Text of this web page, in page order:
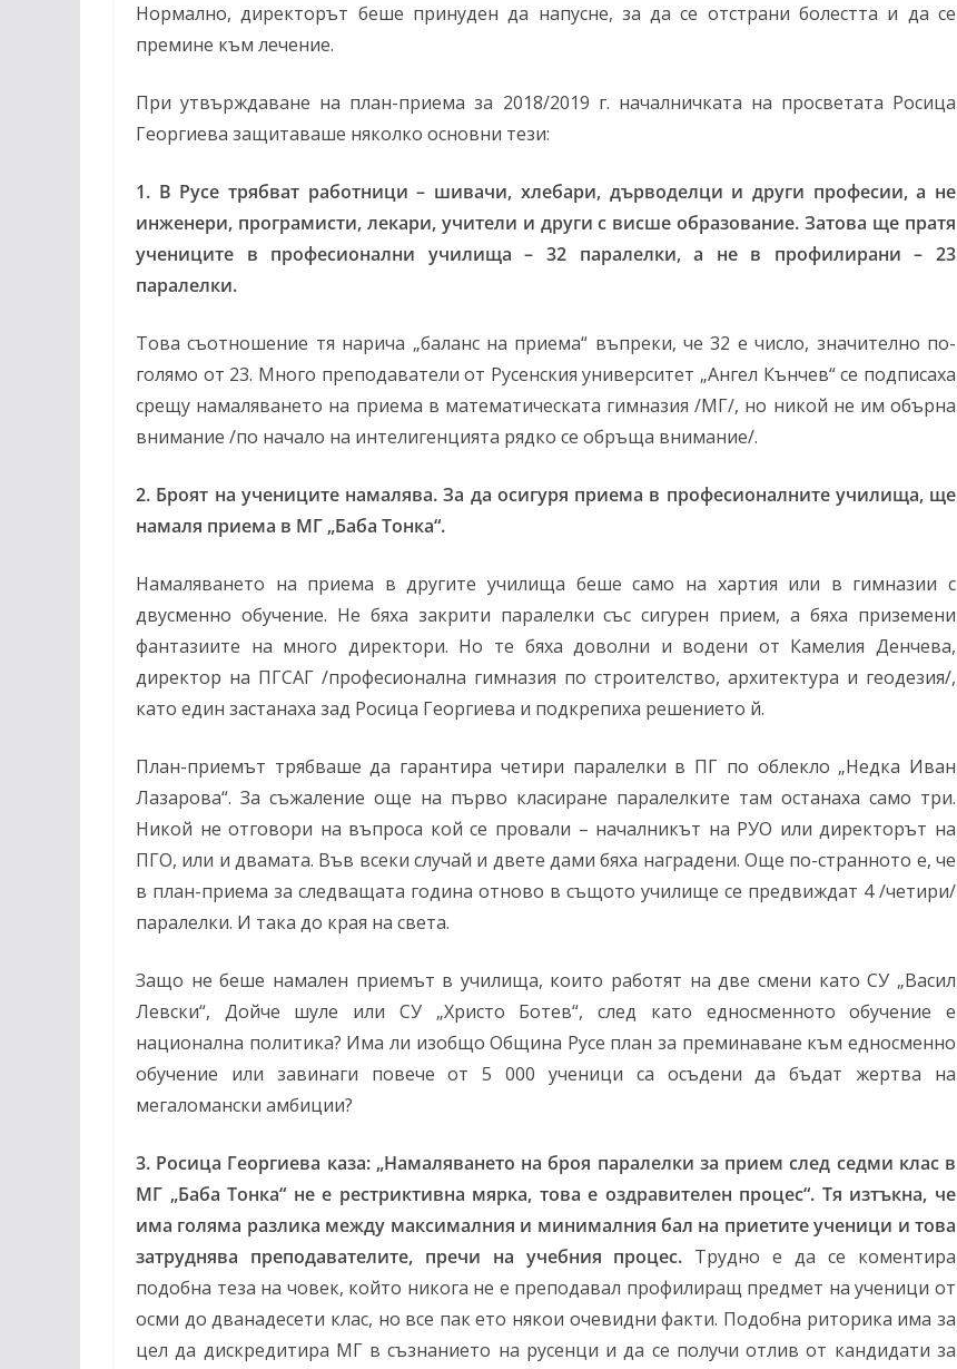
Нормално, директорът беше принуден да напусне, за да се отстрани болестта и да се
премине към лечение.
При утвърждаване на план-приема за 2018/2019 г. началничката на просветата Росица
Георгиева защитаваше няколко основни тези:
1. В Русе трябват работници – шивачи, хлебари, дърводелци и други професии, а не
инженери, програмисти, лекари, учители и други с висше образование. Затова ще пратя
учениците в професионални училища – 32 паралелки, а не в профилирани – 23
паралелки.
Това съотношение тя нарича „баланс на приема“ въпреки, че 32 е число, значително по-
голямо от 23. Много преподаватели от Русенския университет „Ангел Кънчев“ се подписаха
срещу намаляването на приема в математическата гимназия /МГ/, но никой не им обърна
внимание /по начало на интелигенцията рядко се обръща внимание/.
2. Броят на учениците намалява. За да осигуря приема в професионалните училища, ще
намаля приема в МГ „Баба Тонка“.
Намаляването на приема в другите училища беше само на хартия или в гимназии с
двусменно обучение. Не бяха закрити паралелки със сигурен прием, а бяха приземени
фантазиите на много директори. Но те бяха доволни и водени от Камелия Денчева,
директор на ПГСАГ /професионална гимназия по строителство, архитектура и геодезия/,
като един застанаха зад Росица Георгиева и подкрепиха решението й.
План-приемът трябваше да гарантира четири паралелки в ПГ по облекло „Недка Иван
Лазарова“. За съжаление още на първо класиране паралелките там останаха само три.
Никой не отговори на въпроса кой се провали – началникът на РУО или директорът на
ПГО, или и двамата. Във всеки случай и двете дами бяха наградени. Още по-странното е, че
в план-приема за следващата година отново в същото училище се предвиждат 4 /четири/
паралелки. И така до края на света.
Защо не беше намален приемът в училища, които работят на две смени като СУ „Васил
Левски“, Дойче шуле или СУ „Христо Ботев“, след като едносменното обучение е
национална политика? Има ли изобщо Община Русе план за преминаване към едносменно
обучение или завинаги повече от 5 000 ученици са осъдени да бъдат жертва на
мегаломански амбиции?
3. Росица Георгиева каза: „Намаляването на броя паралелки за прием след седми клас в
МГ „Баба Тонка“ не е рестриктивна мярка, това е оздравителен процес“. Тя изтъкна, че
има голяма разлика между максималния и минималния бал на приетите ученици и това
затруднява преподавателите, пречи на учебния процес. Трудно е да се коментира
подобна теза на човек, който никога не е преподавал профилиращ предмет на ученици от
осми до дванадесети клас, но все пак ето някои очевидни факти. Подобна риторика има за
цел да дискредитира МГ в съзнанието на русенци и да се получи отлив от кандидати за